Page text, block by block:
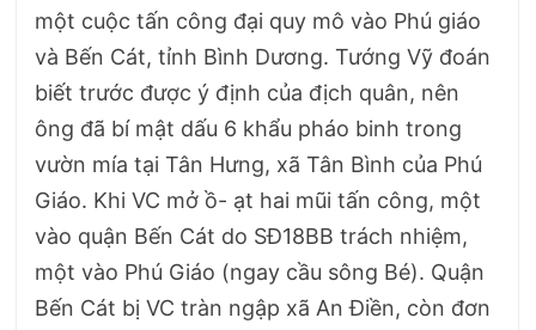
một cuộc tấn công đại quy mô vào Phú giáo
và Bến Cát, tỉnh Bình Dương. Tướng Vỹ đoán
biết trước được ý định của địch quân, nên
ông đã bí mật dấu 6 khẩu pháo binh trong
vườn mía tại Tân Hưng, xã Tân Bình của Phú
Giáo. Khi VC mở ồ- ạt hai mũi tấn công, một
vào quận Bến Cát do SĐ18BB trách nhiệm,
một vào Phú Giáo (ngay cầu sông Bé). Quận
Bến Cát bị VC tràn ngập xã An Điền, còn đơn